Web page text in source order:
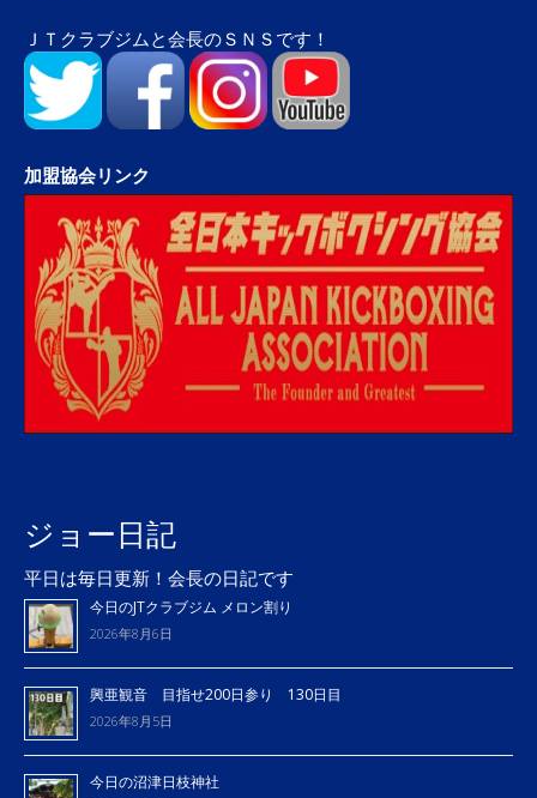
ＪＴクラブジムと会長のＳＮＳです！
加盟協会リンク
ジョー日記
平日は毎日更新！会長の日記です
今日のJTクラブジム メロン割り
2026年8月6日
興亜観音 目指せ200日参り 130日目
2026年8月5日
今日の沼津日枝神社